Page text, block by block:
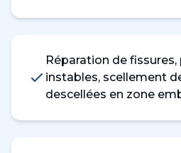
Réparation de
instables, scellement
descellées en zone